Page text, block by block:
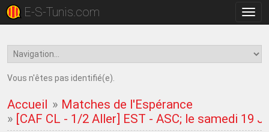
la
E-S-Tunis.com
Vous n'êtes pas identifié(e).
Accueil » Matches de l'Espérance
» [CAF CL - 1/2 Aller] EST - ASC; le samedi 19